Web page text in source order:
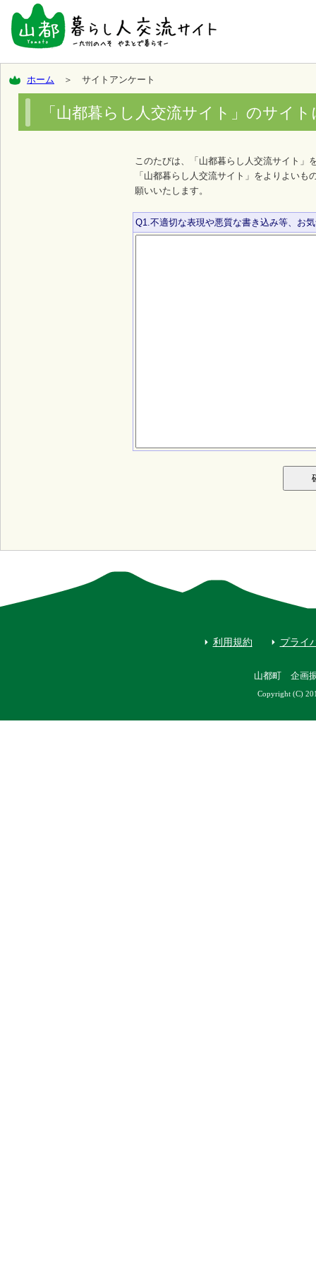
ホーム ＞ サイトアンケート
「山都暮らし人交流サイト」のサイ
このたびは、「山都暮らし人交流サイト」
「山都暮らし人交流サイト」をよりよい
願いいたします。
Q1.不適切な表現や悪質な書き込み等、お
利用規約 プライ
山都町 企画
Copyright (C)